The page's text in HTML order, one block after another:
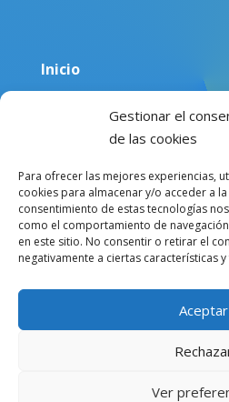
Gestionar el
de las cookies
Para ofrecer las mejores experiencias,
cookies para almacenar y/o acceder a
consentimiento de estas tecnologías
como el comportamiento de
en este sitio. No consentir o retirar el
negativamente a ciertas características
Aceptar
Ver
Inicio
Sobre mí
Contacto
Copyright © 2024 – Julia